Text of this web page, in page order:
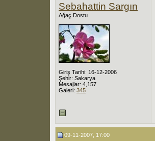
Sebahattin Sargın
Ağaç Dostu
Giriş Tarihi: 16-12-2006
Şehir: Sakarya
Mesajlar: 4,157
Galeri: 345
09-11-2007, 17:00